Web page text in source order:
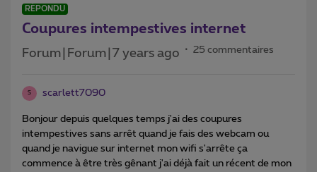
RÉPONDU
Coupures intempestives internet
Forum|Forum|7 years ago 25 commentaires
S scarlett7090
Bonjour depuis quelques temps j'ai des coupures
intempestives sans arrêt quand je fais des webcam ou
quand je navigue sur internet mon wifi s'arrête ça
commence à être très gênant j'ai déjà fait un récent de mon